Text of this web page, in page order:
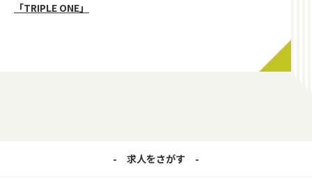
「TRIPLE ONE」
求人をさがす